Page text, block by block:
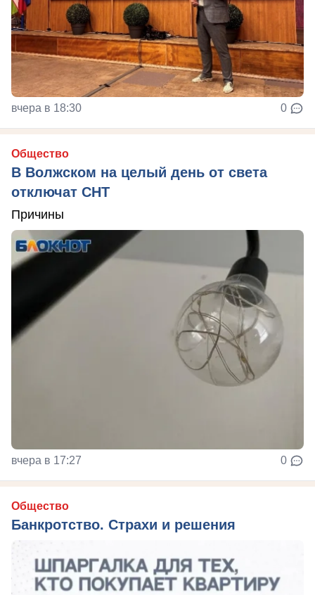
вчера в 18:30 0
Общество
В Волжском на целый день от света
отключат СНТ
Причины
вчера в 17:27 0
Общество
Банкротство. Страхи и решения